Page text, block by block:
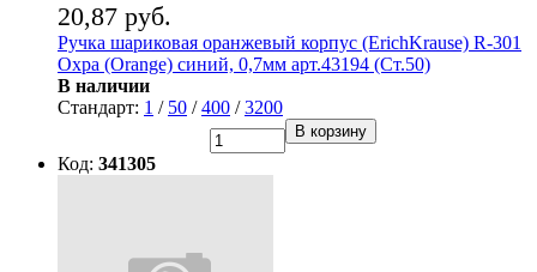
20,87 руб.
Ручка шариковая оранжевый корпус (ErichKrause) R-301
Охра (Orange) синий, 0,7мм арт.43194 (Ст.50)
В наличии
Стандарт: 1 / 50 /400 /3200
В корзину
Код: 341305